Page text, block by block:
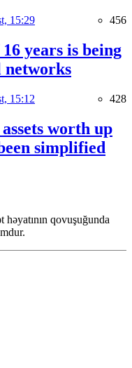
15:29 456
years is being
networks
15:12 428
worth up
simplified
qovuşuğunda